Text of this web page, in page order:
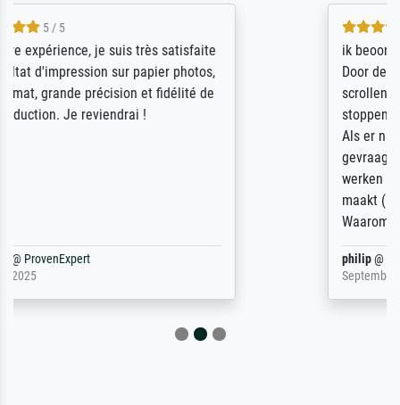
ik beoordeel Meisterdrucke zeer positief.
Door de 69505 beschikbare kunstenaars
scrollen is echter onbegonnen werk (na
stoppen begint het weer van voor af aan).
philip